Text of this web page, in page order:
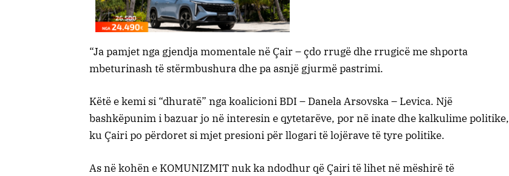
“Ja pamjet nga gjendja momentale në Çair – çdo rrugë dhe rrugicë me shporta
mbeturinash të stërmbushura dhe pa asnjë gjurmë pastrimi.
Këtë e kemi si “dhuratë” nga koalicioni BDI – Danela Arsovska – Levica. Një
bashkëpunim i bazuar jo në interesin e qytetarëve, por në inate dhe kalkulime politike,
ku Çairi po përdoret si mjet presioni për llogari të lojërave të tyre politike.
As në kohën e KOMUNIZMIT nuk ka ndodhur që Çairi të lihet në mëshirë të